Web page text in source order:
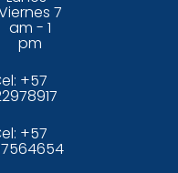
7
am - 1
pm
+57
+57